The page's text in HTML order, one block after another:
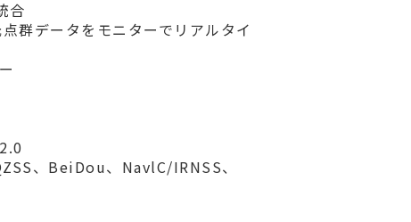
合
群データをモニターでリアルタイ
、BeiDou、NavlC/IRNSS、